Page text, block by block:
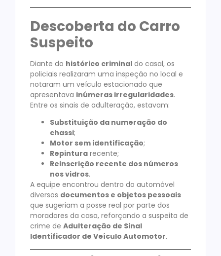
Descoberta do Carro
Suspeito
Diante do histórico criminal do casal, os
policiais realizaram uma inspeção no local e
notaram um veículo estacionado que
apresentava inúmeras irregularidades.
Entre os sinais de adulteração, estavam:
Substituição da numeração do
chassi;
Motor sem identificação;
Repintura recente;
Reinscrição recente dos números
nos vidros.
A equipe encontrou dentro do automóvel
diversos documentos e objetos pessoais
que sugeriam a posse real por parte dos
moradores da casa, reforçando a suspeita de
crime de Adulteração de Sinal
Identificador de Veículo Automotor.